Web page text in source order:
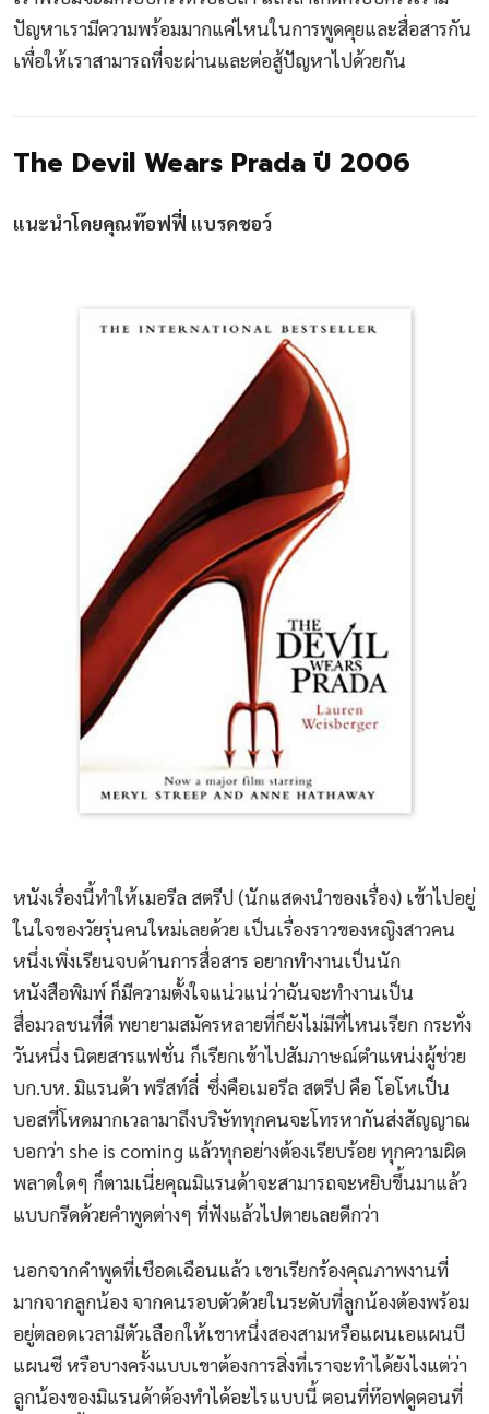
ปัญหาเรามีความพร้อมมากแค่ไหนในการพูดคุยและสื่อสารกัน
เพื่อให้เราสามารถที่จะผ่านและต่อสู้ปัญหาไปด้วยกัน
The Devil Wears Prada ปี 2006
แนะนำโดยคุณท๊อฟฟี่ แบรดชอว์
หนังเรื่องนี้ทำให้เมอรีล สตรีป (นักแสดงนำของเรื่อง) เข้าไปอยู่
ในใจของวัยรุ่นคนใหม่เลยด้วย เป็นเรื่องราวของหญิงสาวคน
หนึ่งเพิ่งเรียนจบด้านการสื่อสาร อยากทำงานเป็นนัก
หนังสือพิมพ์ ก็มีความตั้งใจแน่วแน่ว่าฉันจะทำงานเป็น
สื่อมวลชนที่ดี พยายามสมัครหลายที่ก็ยังไม่มีที่ไหนเรียก กระทั่ง
วันหนึ่ง นิตยสารแฟชั่น ก็เรียกเข้าไปสัมภาษณ์ตำแหน่งผู้ช่วย
บก.บห. มิแรนด้า พรีสท์ลี่ ซึ่งคือเมอรีล สตรีป คือ โอโหเป็น
บอสที่โหดมากเวลามาถึงบริษัททุกคนจะโทรหากันส่งสัญญาณ
บอกว่า she is coming แล้วทุกอย่างต้องเรียบร้อย ทุกความผิด
พลาดใดๆ ก็ตามเนี่ยคุณมิแรนด้าจะสามารถจะหยิบขึ้นมาแล้ว
แบบกรีดด้วยคำพูดต่างๆ ที่ฟังแล้วไปตายเลยดีกว่า
นอกจากคำพูดที่เชือดเฉือนแล้ว เขาเรียกร้องคุณภาพงานที่
มากจากลูกน้อง จากคนรอบตัวด้วยในระดับที่ลูกน้องต้องพร้อม
อยู่ตลอดเวลามีตัวเลือกให้เขาหนึ่งสองสามหรือแผนเอแผนบี
แผนซี หรือบางครั้งแบบเขาต้องการสิ่งที่เราจะทำได้ยังไงแต่ว่า
ลูกน้องของมิแรนด้าต้องทำได้อะไรแบบนี้ ตอนที่ท๊อฟดูตอนที่